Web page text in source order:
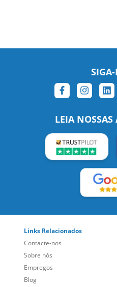
LEIA NOSSAS
Links Relacionados
Contacte-nos
Sobre nós
Empregos
Blog